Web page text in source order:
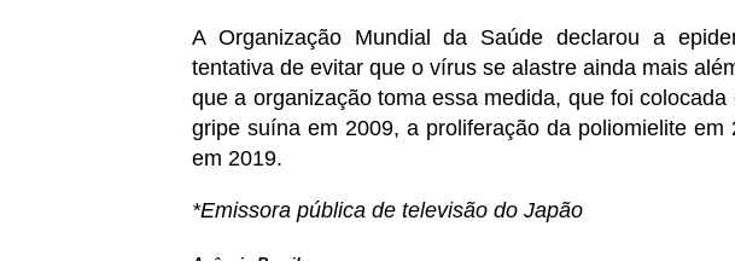
A Organização Mundial da Saúde declarou a
tentativa de evitar que o vírus se alastre ainda mais
que a organização toma essa medida, que foi
gripe suína em 2009, a proliferação da poliomielite
em 2019.
*Emissora pública de televisão do Japão